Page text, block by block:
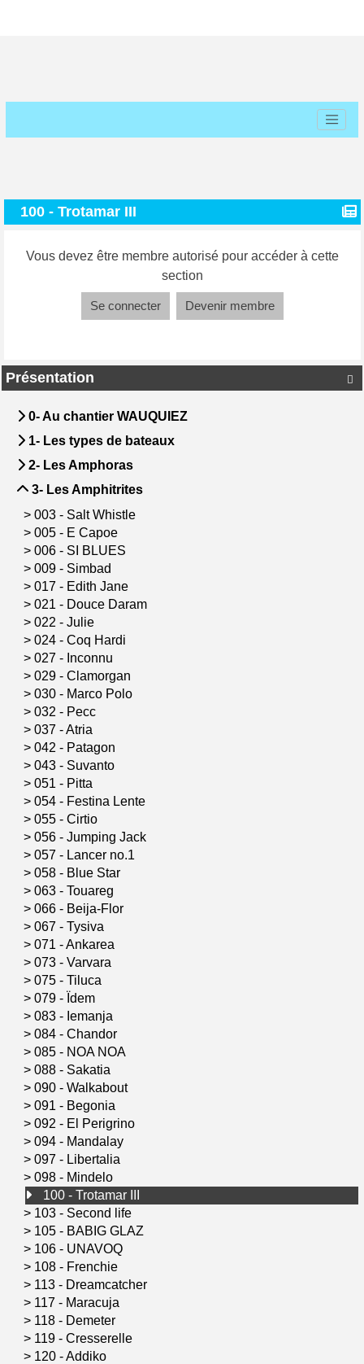

Présentation
0- Au chantier WAUQUIEZ
1- Les types de bateaux
2- Les Amphoras
3- Les Amphitrites
> 003 - Salt Whistle
> 005 - E Capoe
> 006 - SI BLUES
> 009 - Simbad
> 017 - Edith Jane
> 021 - Douce Daram
> 022 - Julie
> 024 - Coq Hardi
> 027 - Inconnu
> 029 - Clamorgan
> 030 - Marco Polo
> 032 - Pecc
> 037 - Atria
> 042 - Patagon
> 043 - Suvanto
> 051 - Pitta
> 054 - Festina Lente
> 055 - Cirtio
> 056 - Jumping Jack
> 057 - Lancer no.1
> 058 - Blue Star
> 063 - Touareg
> 066 - Beija-Flor
> 067 - Tysiva
> 071 - Ankarea
> 073 - Varvara
> 075 - Tiluca
> 079 - Ïdem
> 083 - Iemanja
> 084 - Chandor
> 085 - NOA NOA
> 088 - Sakatia
> 090 - Walkabout
> 091 - Begonia
> 092 - El Perigrino
> 094 - Mandalay
> 097 - Libertalia
> 098 - Mindelo
100 - Trotamar III
> 103 - Second life
> 105 - BABIG GLAZ
> 106 - UNAVOQ
> 108 - Frenchie
> 113 - Dreamcatcher
> 117 - Maracuja
> 118 - Demeter
> 119 - Cresserelle
> 120 - Addiko
100 - Trotamar III
Vous devez être membre autorisé pour accéder à cette
section
Se connecter Devenir membre